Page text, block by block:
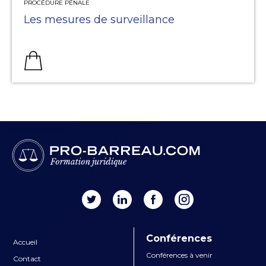
PROCÉDURE PÉNALE
Les mesures de surveillance
procédure, et de préciser les conditions auxquelles
l'avocat doit satisfaire pour pouvoir se prévaloir de leur
Prix : 160 €
Accueil
Contact
Conférences
Conférences à venir